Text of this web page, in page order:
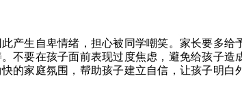
产生自卑情绪，担心被同学嘲笑。家长要多给
不要在孩子面前表现过度焦虑，避免给孩子造
的家庭氛围，帮助孩子建立自信，让孩子明白